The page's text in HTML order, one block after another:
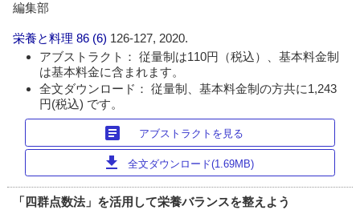
編集部
栄養と料理 86 (6) 126-127, 2020.
アブストラクト： 従量制は110円（税込）、基本料金制
は基本料金に含まれます。
全文ダウンロード： 従量制、基本料金制の方共に1,243
円(税込) です。
article アブストラクトを見る
download 全文ダウンロード(1.69MB)
「四群点数法」を活用して栄養バランスを整えよう